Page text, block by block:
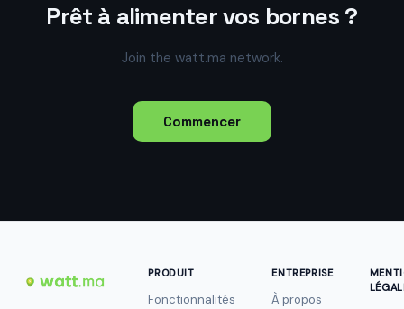
Prêt à alimenter vos bornes ?
Join the watt.ma network.
Commencer
PRODUIT
Fonctionnalités
ENTREPRISE
À propos